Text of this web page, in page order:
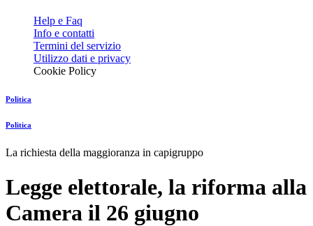
Help e Faq
Info e contatti
Termini del servizio
Utilizzo dati e privacy
Cookie Policy
Politica
Politica
La richiesta della maggioranza in capigruppo
Legge elettorale, la riforma alla
Camera il 26 giugno